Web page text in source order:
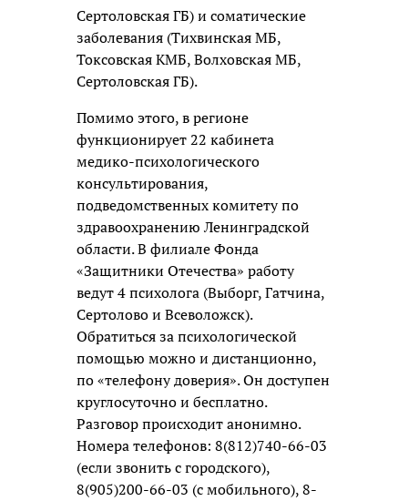
Сертоловская ГБ) и соматические
заболевания (Тихвинская МБ,
Токсовская КМБ, Волховская МБ,
Сертоловская ГБ).
Помимо этого, в регионе
функционирует 22 кабинета
медико-психологического
консультирования,
подведомственных комитету по
здравоохранению Ленинградской
области. В филиале Фонда
«Защитники Отечества» работу
ведут 4 психолога (Выборг, Гатчина,
Сертолово и Всеволожск).
Обратиться за психологической
помощью можно и дистанционно,
по «телефону доверия». Он доступен
круглосуточно и бесплатно.
Разговор происходит анонимно.
Номера телефонов: 8(812)740-66-03
(если звонить с городского),
8(905)200-66-03 (с мобильного), 8-